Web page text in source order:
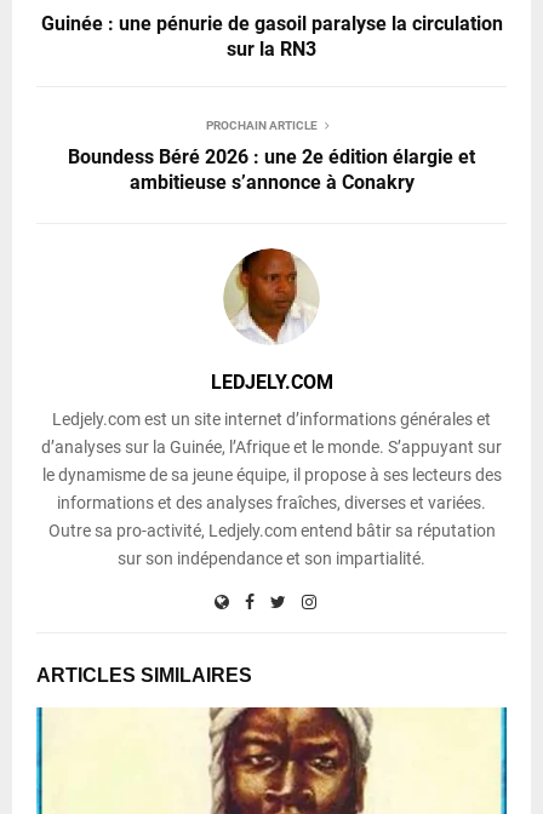
Guinée : une pénurie de gasoil paralyse la circulation
sur la RN3
PROCHAIN ARTICLE
Boundess Béré 2026 : une 2e édition élargie et
ambitieuse s’annonce à Conakry
LEDJELY.COM
Ledjely.com est un site internet d’informations générales et
d’analyses sur la Guinée, l’Afrique et le monde. S’appuyant sur
le dynamisme de sa jeune équipe, il propose à ses lecteurs des
informations et des analyses fraîches, diverses et variées.
Outre sa pro-activité, Ledjely.com entend bâtir sa réputation
sur son indépendance et son impartialité.
ARTICLES SIMILAIRES